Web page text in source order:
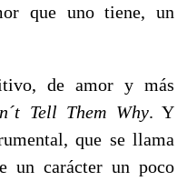
que uno tiene, un
de amor y más
Tell Them Why. Y
que se llama
un carácter un poco